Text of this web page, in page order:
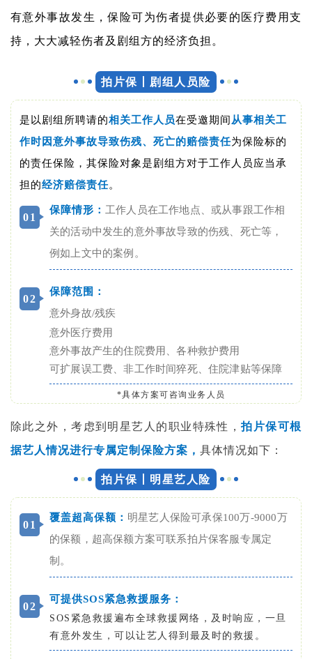
有意外事故发生，保险可为伤者提供必要的医疗费用支
持，大大减轻伤者及剧组方的经济负担。
拍片保丨剧组人员险
是以剧组所聘请的相关工作人员在受邀期间 从事相关工
作时因意外事故导致伤残、死亡的赔偿责任为保险标的
的责任保险，其保险对象是剧组方对于工作人员应当承
担的经济赔偿责任。
01
保障情形： 工作人员在工作地点、或从事跟工作相
关的活动中发生的意外事故导致的伤残、死亡等，
例如上文中的案例。
02
保障范围：
意外身故/残疾
意外医疗费用
意外事故产生的住院费用、各种救护费用
可扩展误工费、非工作时间猝死、住院津贴等保障
*具体方案可咨询业务人员
除此之外，考虑到明星艺人的职业特殊性，拍片保可根
据艺人情况进行专属定制保险方案， 具体情况如下：
拍片保丨明星艺人险
01
覆盖超高保额： 明星艺人保险可承保100万-9000万
的保额，超高保额方案可联系拍片保客服专属定
制。
02
可提供SOS紧急救援服务：
SOS紧急救援遍布全球救援网络，及时响应，一旦
有意外发生，可以让艺人得到最及时的救援。